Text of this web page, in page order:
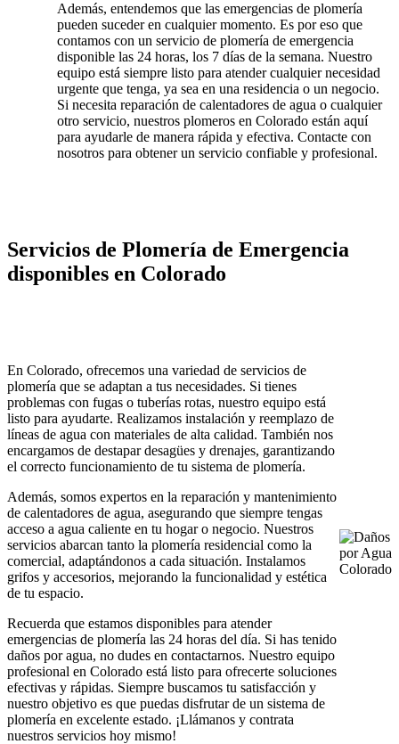
Además, entendemos que las emergencias de plomería
pueden suceder en cualquier momento. Es por eso que
contamos con un servicio de plomería de emergencia
disponible las 24 horas, los 7 días de la semana. Nuestro
equipo está siempre listo para atender cualquier necesidad
urgente que tenga, ya sea en una residencia o un negocio.
Si necesita reparación de calentadores de agua o cualquier
otro servicio, nuestros plomeros en Colorado están aquí
para ayudarle de manera rápida y efectiva. Contacte con
nosotros para obtener un servicio confiable y profesional.
Servicios de Plomería de Emergencia
disponibles en Colorado
En Colorado, ofrecemos una variedad de servicios de
plomería que se adaptan a tus necesidades. Si tienes
problemas con fugas o tuberías rotas, nuestro equipo está
listo para ayudarte. Realizamos instalación y reemplazo de
líneas de agua con materiales de alta calidad. También nos
encargamos de destapar desagües y drenajes, garantizando
el correcto funcionamiento de tu sistema de plomería.
Además, somos expertos en la reparación y mantenimiento
de calentadores de agua, asegurando que siempre tengas
acceso a agua caliente en tu hogar o negocio. Nuestros
servicios abarcan tanto la plomería residencial como la
comercial, adaptándonos a cada situación. Instalamos
grifos y accesorios, mejorando la funcionalidad y estética
de tu espacio.
Recuerda que estamos disponibles para atender
emergencias de plomería las 24 horas del día. Si has tenido
daños por agua, no dudes en contactarnos. Nuestro equipo
profesional en Colorado está listo para ofrecerte soluciones
efectivas y rápidas. Siempre buscamos tu satisfacción y
nuestro objetivo es que puedas disfrutar de un sistema de
plomería en excelente estado. ¡Llámanos y contrata
nuestros servicios hoy mismo!